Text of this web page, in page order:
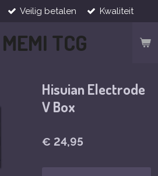
MEMI TCG
Veilig betalen Kwaliteit
Hisuian Electrode
V Box
€ 24,95